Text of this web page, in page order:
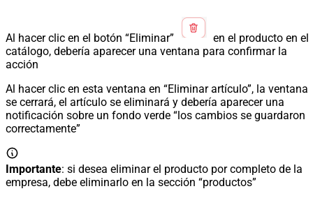
Al hacer clic en el botón “Eliminar”
en el producto en el
catálogo, debería aparecer una ventana para confirmar la
acción
Al hacer clic en esta ventana en “Eliminar artículo”, la ventana
se cerrará, el artículo se eliminará y debería aparecer una
notificación sobre un fondo verde “los cambios se guardaron
correctamente”
Importante: si desea eliminar el producto por completo de la
empresa, debe eliminarlo en la sección “productos”